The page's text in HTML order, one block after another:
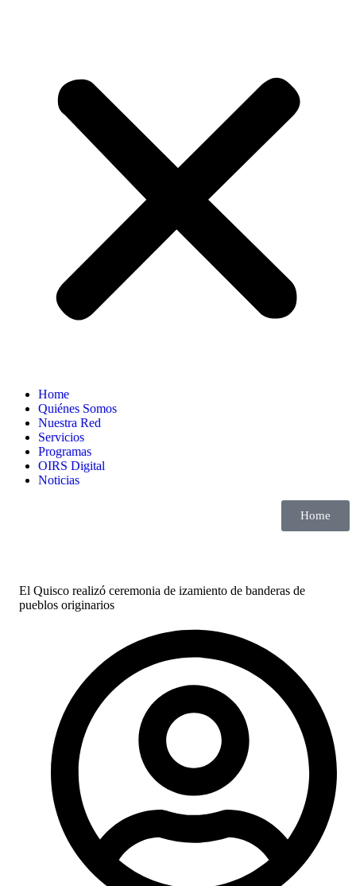
Home
Quiénes Somos
Nuestra Red
Servicios
Programas
OIRS Digital
Noticias
Home
El Quisco realizó ceremonia de izamiento de banderas de
pueblos originarios